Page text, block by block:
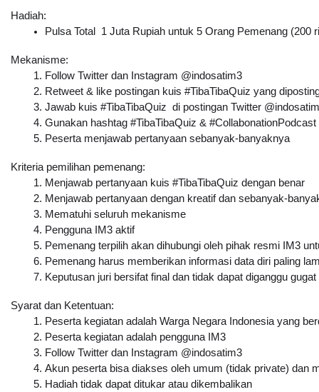
Hadiah:
Pulsa Total  1 Juta Rupiah untuk 5 Orang Pemenang (200
Mekanisme:
Follow Twitter dan Instagram @indosatim3
Retweet & like postingan kuis #TibaTibaQuiz yang
Jawab kuis #TibaTibaQuiz  di postingan Twitter
Gunakan hashtag #TibaTibaQuiz & #CollabonationPodcast
Peserta menjawab pertanyaan sebanyak-banyaknya
Kriteria pemilihan pemenang:
Menjawab pertanyaan kuis #TibaTibaQuiz dengan benar
Menjawab pertanyaan dengan kreatif dan sebanyak-
Mematuhi seluruh mekanisme
Pengguna IM3 aktif
Pemenang terpilih akan dihubungi oleh pihak resmi IM3
Pemenang harus memberikan informasi data diri paling
Keputusan juri bersifat final dan tidak dapat diganggu gugat
Syarat dan Ketentuan:
Peserta kegiatan adalah Warga Negara Indonesia yang
Peserta kegiatan adalah pengguna IM3
Follow Twitter dan Instagram @indosatim3
Akun peserta bisa diakses oleh umum (tidak private) dan
Hadiah tidak dapat ditukar atau dikembalikan